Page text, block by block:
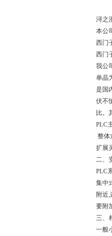
浔之
本公
西门
西门
我公
单晶
是国
伏不
比。
PLC
整体
扩展
二、
PLC
集中
附近
要附
三、
一般